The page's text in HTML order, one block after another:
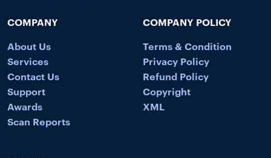
COMPANY
About Us
Services
Contact Us
Support
Awards
Scan Reports
COMPANY POLICY
Terms & Condition
Privacy Policy
Refund Policy
Copyright
XML